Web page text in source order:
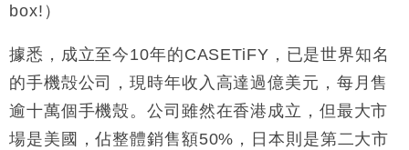
box!）
據悉，成立至今10年的CASETiFY，已是世界知名
的手機殻公司，現時年收入高達過億美元，每月售
逾十萬個手機殼。公司雖然在香港成立，但最大市
場是美國，佔整體銷售額50%，日本則是第二大市